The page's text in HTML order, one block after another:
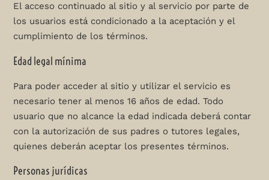
El acceso continuado al sitio y al servicio por parte de
los usuarios está condicionado a la aceptación y el
cumplimiento de los términos.
Edad legal mínima
Para poder acceder al sitio y utilizar el servicio es
necesario tener al menos 16 años de edad. Todo
usuario que no alcance la edad indicada deberá contar
con la autorización de sus padres o tutores legales,
quienes deberán aceptar los presentes términos.
Personas jurídicas